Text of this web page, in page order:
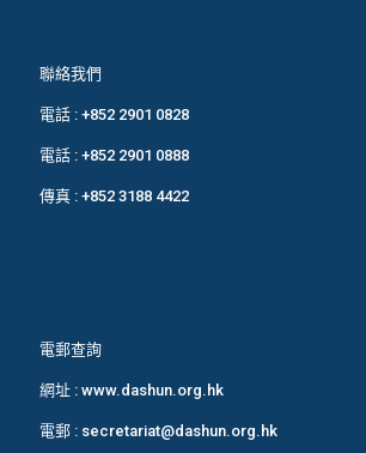
聯絡我們
電話 : +852 2901 0828
電話 : +852 2901 0888
傳真 : +852 3188 4422
電郵查詢
網址 : www.dashun.org.hk
電郵 : secretariat@dashun.org.hk